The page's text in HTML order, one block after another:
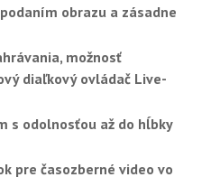
obrazu a zásadne
možnosť
diaľkový ovládač Live-
s odolnosťou až do hĺbky
pre časozberné video vo